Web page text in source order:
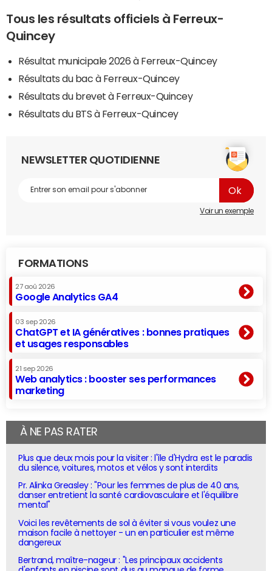
Tous les résultats officiels à Ferreux-
Quincey
Résultat municipale 2026 à Ferreux-Quincey
Résultats du bac à Ferreux-Quincey
Résultats du brevet à Ferreux-Quincey
Résultats du BTS à Ferreux-Quincey
NEWSLETTER QUOTIDIENNE
Voir un exemple
FORMATIONS
27 aoû 2026
Google Analytics GA4
03 sep 2026
ChatGPT et IA génératives : bonnes pratiques
et usages responsables
21 sep 2026
Web analytics : booster ses performances
marketing
À NE PAS RATER
Plus que deux mois pour la visiter : l'île d'Hydra est le paradis
du silence, voitures, motos et vélos y sont interdits
Pr. Alinka Greasley : "Pour les femmes de plus de 40 ans,
danser entretient la santé cardiovasculaire et l'équilibre
mental"
Voici les revêtements de sol à éviter si vous voulez une
maison facile à nettoyer - un en particulier est même
dangereux
Bertrand, maître-nageur : "Les principaux accidents